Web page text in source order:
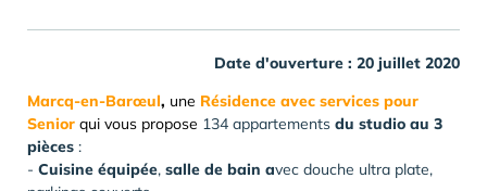
Date d'ouverture : 20 juillet 2020
Marcq-en-Barœul, une Résidence avec services pour
Senior qui vous propose 134 appartements du studio au 3
pièces :
- Cuisine équipée, salle de bain avec douche ultra plate,